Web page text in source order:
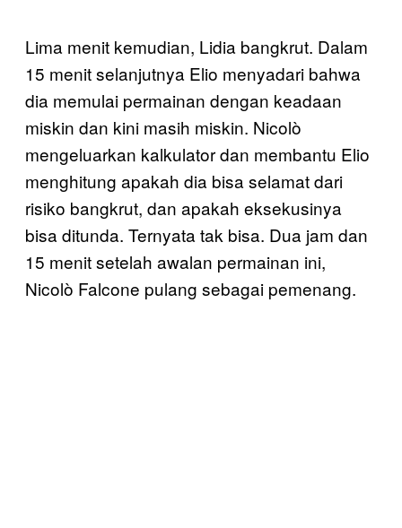
Lima menit kemudian, Lidia bangkrut. Dalam
15 menit selanjutnya Elio menyadari bahwa
dia memulai permainan dengan keadaan
miskin dan kini masih miskin. Nicolò
mengeluarkan kalkulator dan membantu Elio
menghitung apakah dia bisa selamat dari
risiko bangkrut, dan apakah eksekusinya
bisa ditunda. Ternyata tak bisa. Dua jam dan
15 menit setelah awalan permainan ini,
Nicolò Falcone pulang sebagai pemenang.